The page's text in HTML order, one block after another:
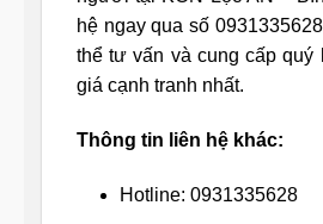
hệ ngay qua số
thể tư vấn và cung cấp quý
giá cạnh tranh nhất.
Thông tin liên hệ khác:
Hotline: 0931335628